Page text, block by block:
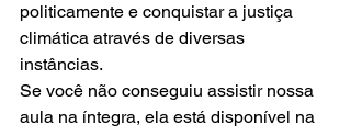
politicamente e conquistar a justiça
climática através de diversas
instâncias.
Se você não conseguiu assistir nossa
aula na íntegra, ela está disponível na